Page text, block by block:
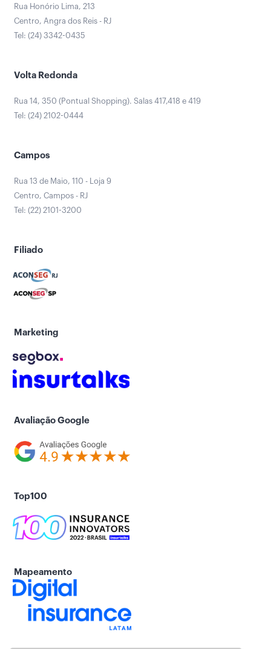
Rua Honório Lima, 213
Centro, Angra dos Reis - RJ
Tel: (24) 3342-0435
Volta Redonda
Rua 14, 350 (Pontual Shopping). Salas 417,418 e 419
Tel: (24) 2102-0444
Campos
Rua 13 de Maio, 110 - Loja 9
Centro, Campos - RJ
Tel: (22) 2101-3200
Filiado
Marketing
Avaliação Google
Top100
Mapeamento